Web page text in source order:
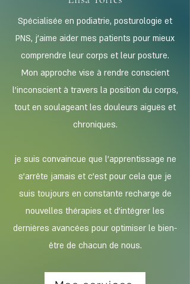
Spécialisée en podiatrie, posturologie et
PNS, j’aime aider mes patients pour mieux
comprendre leur corps et leur posture.
Mon approche vise à rendre conscient
l’inconscient à travers la position du corps,
tout en soulageant les douleurs aiguës et
chroniques.
je suis convaincue que l’apprentissage ne
s’arrête jamais et c'est pour cela que je
suis toujours en constante recharge de
nouvelles thérapies et d'intégrer les
dernières avancées pour optimiser le bien-
être de chacun de nous.